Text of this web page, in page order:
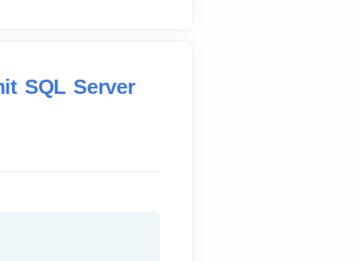
SQL Server